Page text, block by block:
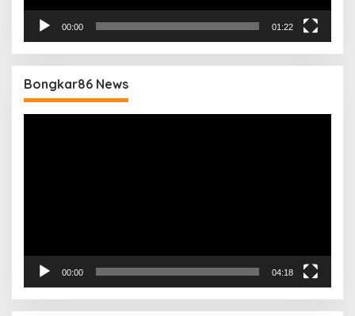
00:00 01:22
Bongkar86 News
00:00 04:18